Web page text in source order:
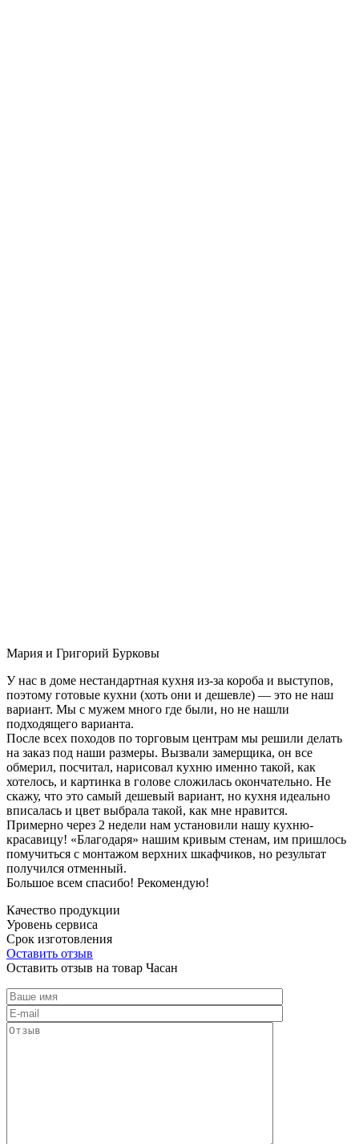
Мария и Григорий Бурковы
У нас в доме нестандартная кухня из-за короба и выступов,
поэтому готовые кухни (хоть они и дешевле) — это не наш
вариант. Мы с мужем много где были, но не нашли
подходящего варианта.
После всех походов по торговым центрам мы решили делать
на заказ под наши размеры. Вызвали замерщика, он все
обмерил, посчитал, нарисовал кухню именно такой, как
хотелось, и картинка в голове сложилась окончательно. Не
скажу, что это самый дешевый вариант, но кухня идеально
вписалась и цвет выбрала такой, как мне нравится.
Примерно через 2 недели нам установили нашу кухню-
красавицу! «Благодаря» нашим кривым стенам, им пришлось
помучиться с монтажом верхних шкафчиков, но результат
получился отменный.
Большое всем спасибо! Рекомендую!
Качество продукции
Уровень сервиса
Срок изготовления
Оставить отзыв
Оставить отзыв на товар Часан